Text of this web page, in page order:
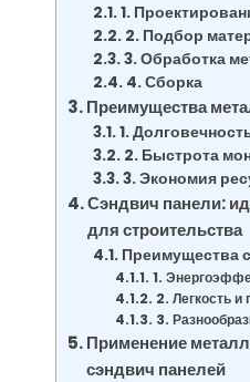
1.
2. Подбор
3. Обработка
4. Сборка
Преимущества
1.
2. Быстрота
3. Экономия
Сэндвич панели:
для строительства
Преимущества
1.
2. Легкость и
3.
Применение
сэндвич панелей